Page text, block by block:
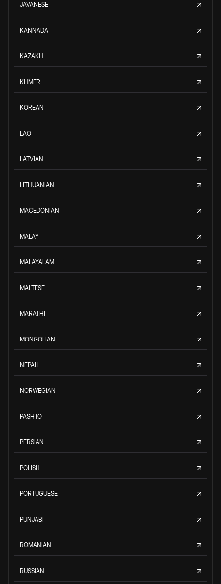
JAVANESE
KANNADA
KAZAKH
KHMER
KOREAN
LAO
LATVIAN
LITHUANIAN
MACEDONIAN
MALAY
MALAYALAM
MALTESE
MARATHI
MONGOLIAN
NEPALI
NORWEGIAN
PASHTO
PERSIAN
POLISH
PORTUGUESE
PUNJABI
ROMANIAN
RUSSIAN